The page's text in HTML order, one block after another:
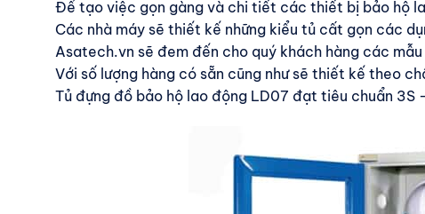
Để tạo việc gọn gàng và chi tiết các thiết bị bảo hộ
Các nhà máy sẽ thiết kế những kiểu tủ cất gọn các
Asatech.vn sẽ đem đến cho quý khách hàng các
Với số lượng hàng có sẵn cũng như sẽ thiết kế theo
Tủ đựng đồ bảo hộ lao động LD07 đạt tiêu chuẩn 3S